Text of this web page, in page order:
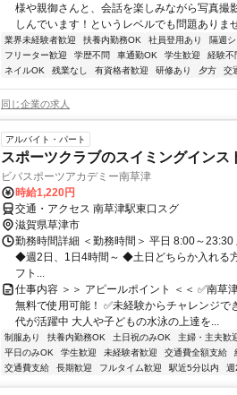
様や親御さんと、会話を楽しみながら写真撮
しんでいます！というレベルでも問題ありま
業界未経験者歓迎 扶養内勤務OK 社員登用あり 隔週
フリーター歓迎
学歴不問 車通勤OK 学生歓迎 経験不
ネイルOK
残業なし 有資格者歓迎 研修あり 夕方 交
同じ企業の求人
アルバイト・パート
スポーツクラブのスイミングインス
ビバスポーツアカデミー南草津
時給1,220円
交通・アクセス 南草津駅東口スグ
滋賀県草津市
勤務時間詳細 ＜勤務時間＞ 平日 8:00～
◆週2日、1日4時間～ ◆土日どちらか入れる
フト...
仕事内容 ＞＞ アピールポイント ＜＜ ✅南草
無料で使用可能！ ✅未経験からチャレンジで
代が活躍中 大人や子どもの水泳の上達を...
制服あり 扶養内勤務OK 土日祝のみOK 主婦・主夫歓
平日のみOK
学生歓迎 未経験者歓迎 交通費全額支給
交通費支給
長期歓迎 フルタイム歓迎 駅近5分以内 週